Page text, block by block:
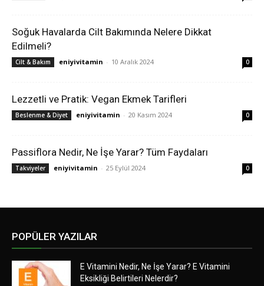
Soğuk Havalarda Cilt Bakımında Nelere Dikkat
Edilmeli?
Cilt & Bakım eniyivitamin - 10 Aralık 2024 0
Lezzetli ve Pratik: Vegan Ekmek Tarifleri
Beslenme & Diyet eniyivitamin - 20 Kasım 2024 0
Passiflora Nedir, Ne İşe Yarar? Tüm Faydaları
Takviyeler eniyivitamin - 25 Eylül 2024 0
POPÜLER YAZILAR
E Vitamini Nedir, Ne İşe Yarar? E Vitamini
Eksikliği Belirtileri Nelerdir?